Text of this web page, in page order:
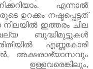
എന്നാല്‍
ഉറക്കം നഷ്ടപ്പെട്ടത്
നിലയില്‍ ഇത്തരം ചില
ബുദ്ധിമുട്ടുകള്‍
എണ്ണകോരി
അക്ഷരാഭ്യാസവും